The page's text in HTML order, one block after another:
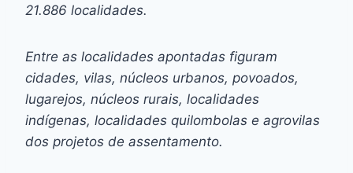
21.886 localidades.
Entre as localidades apontadas figuram
cidades, vilas, núcleos urbanos, povoados,
lugarejos, núcleos rurais, localidades
indígenas, localidades quilombolas e agrovilas
dos projetos de assentamento.